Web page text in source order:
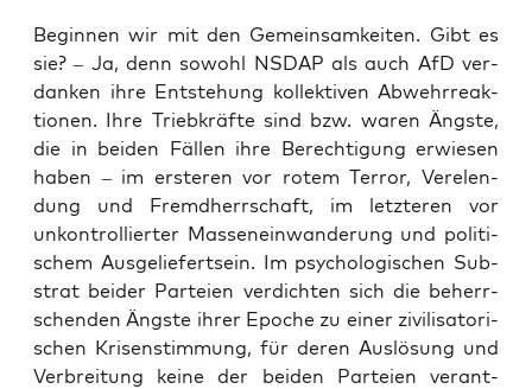
Begin­nen wir mit den Gemein­sam­kei­ten. Gibt es
sie? – Ja, denn sowohl NSDAP als auch AfD ver­
dan­ken ihre Ent­ste­hung kol­lek­ti­ven Abwehr­re­ak­
tio­nen. Ihre Trieb­kräf­te sind bzw. waren Ängs­te,
die in bei­den Fäl­len ihre Berech­ti­gung erwie­sen
haben – im ers­te­ren vor rotem Ter­ror, Ver­elen­
dung und Fremd­herr­schaft, im letz­te­ren vor
unkon­trol­lier­ter Mas­sen­ein­wan­de­rung und poli­ti­
schem Aus­ge­lie­fert­sein. Im psy­cho­lo­gi­schen Sub­
strat bei­der Par­tei­en ver­dich­ten sich die beherr­
schen­den Ängs­te ihrer Epo­che zu einer zivi­li­sa­to­ri­
schen Kri­sen­stim­mung, für deren Aus­lö­sung und
Ver­brei­tung kei­ne der bei­den Par­tei­en ver­ant­